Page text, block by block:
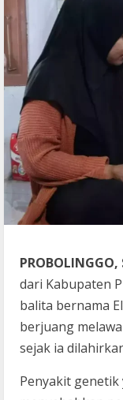
PROBOLINGGO,
dari Kabupaten
balita bernama
berjuang
sejak ia
Penyakit